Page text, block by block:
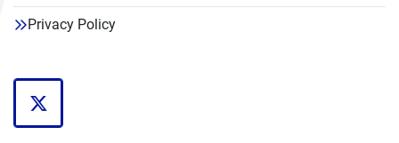
Privacy Policy
twitter